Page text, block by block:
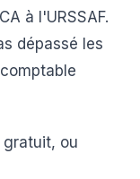
à l'URSSAF.
dépassé les
ou